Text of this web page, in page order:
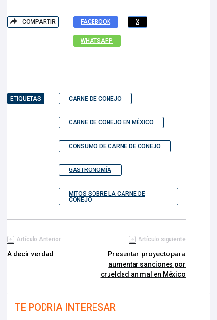
COMPARTIR FACEBOOK X
WHATSAPP
ETIQUETAS CARNE DE CONEJO
CARNE DE CONEJO EN MÉXICO
CONSUMO DE CARNE DE CONEJO
GASTRONOMÍA
MITOS SOBRE LA CARNE DE
CONEJO
Artículo Anterior
A decir verdad
Artículo siguiente
Presentan proyecto para
aumentar sanciones por
crueldad animal en México
TE PODRIA INTERESAR